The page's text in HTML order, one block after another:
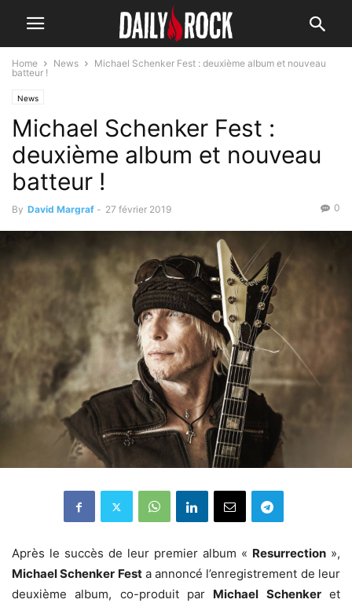
Home News
Michael Schenker Fest : deuxième album et nouveau
batteur !
News
Michael Schenker Fest :
deuxième album et nouveau
batteur !
By David Margraf - 27 février 2019 0
Après le succès de leur premier album « Resurrection »,
Michael Schenker Festa annoncé l’enregistrement de leur
deuxième album, co-produit par Michael Schenkeret